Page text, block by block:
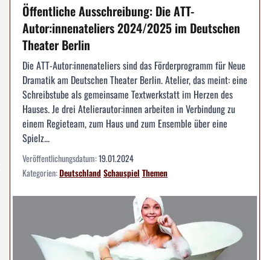
Öffentliche Ausschreibung: Die ATT-
Autor:innenateliers 2024/2025 im Deutschen
Theater Berlin
Die ATT-Autor:innenateliers sind das Förderprogramm für Neue
Dramatik am Deutschen Theater Berlin. Atelier, das meint: eine
Schreibstube als gemeinsame Textwerkstatt im Herzen des
Hauses. Je drei Atelierautor:innen arbeiten in Verbindung zu
einem Regieteam, zum Haus und zum Ensemble über eine
Spielz...
Veröffentlichungsdatum:19.01.2024
Kategorien:DeutschlandSchauspiel Themen